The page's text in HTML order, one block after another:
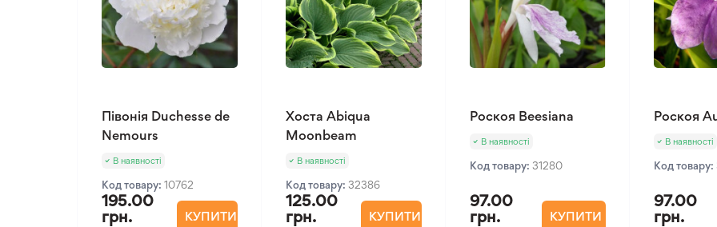
Півонія Duchesse de
Nemours
В наявності
Код товару: 10762
195.00
грн.
КУПИТИ
Хоста Abiqua
Moonbeam
В наявності
Код товару: 32386
125.00
грн.
КУПИТИ
Роскоя Beesiana
В наявності
Код товару: 31280
97.00
грн.
КУПИТИ
Роскоя
В наявності
Код товару:
97.00
грн.